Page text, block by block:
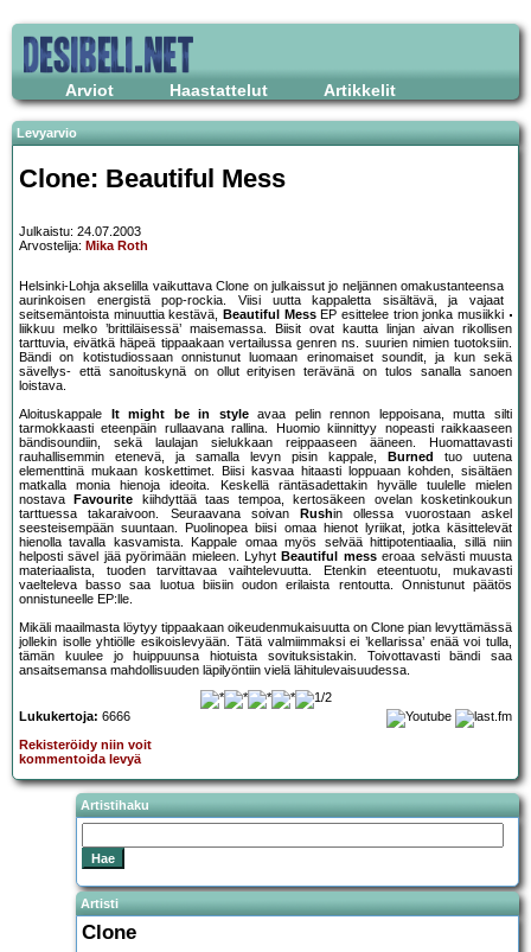
Arviot Haastattelut Artikkelit
Levyarvio
Clone: Beautiful Mess
Julkaistu: 24.07.2003
Arvostelija: Mika Roth
Helsinki-Lohja akselilla vaikuttava Clone on julkaissut jo neljännen omakustanteensa
aurinkoisen energistä pop-rockia. Viisi uutta kappaletta sisältävä, ja vajaat
seitsemäntoista minuuttia kestävä, Beautiful MessEP esittelee trion jonka musiikki
liikkuu melko ’brittiläisessä’ maisemassa. Biisit ovat kautta linjan aivan rikollisen
tarttuvia, eivätkä häpeä tippaakaan vertailussa genren ns. suurien nimien tuotoksiin.
Bändi on kotistudiossaan onnistunut luomaan erinomaiset soundit, ja kun sekä
sävellys- että sanoituskynä on ollut erityisen terävänä on tulos sanalla sanoen
loistava.
Aloituskappale
It might be in styleavaa pelin rennon leppoisana, mutta silti
tarmokkaasti eteenpäin rullaavana rallina. Huomio kiinnittyy nopeasti raikkaaseen
bändisoundiin, sekä laulajan sielukkaan reippaaseen ääneen. Huomattavasti
rauhallisemmin etenevä, ja samalla levyn pisin kappale,
Burned
tuo uutena
elementtinä mukaan koskettimet. Biisi kasvaa hitaasti loppuaan kohden, sisältäen
matkalla monia hienoja ideoita. Keskellä räntäsadettakin hyvälle tuulelle mielen
nostava
Favourite kiihdyttää taas tempoa, kertosäkeen ovelan kosketinkoukun
tarttuessa takaraivoon. Seuraavana soivan
Rushin ollessa vuorostaan askel
seesteisempään suuntaan. Puolinopea biisi omaa hienot lyriikat, jotka käsittelevät
hienolla tavalla kasvamista. Kappale omaa myös selvää hittipotentiaalia, sillä niin
helposti sävel jää pyörimään mieleen. Lyhyt Beautiful messeroaa selvästi muusta
materiaalista, tuoden tarvittavaa vaihtelevuutta. Etenkin eteentuotu, mukavasti
vaelteleva basso saa luotua biisiin oudon erilaista rentoutta. Onnistunut päätös
onnistuneelle EP:lle.
Mikäli maailmasta löytyy tippaakaan oikeudenmukaisuutta on Clone pian levyttämässä
jollekin isolle yhtiölle esikoislevyään. Tätä valmiimmaksi ei ’kellarissa’ enää voi tulla,
tämän kuulee jo huippuunsa hiotuista sovituksistakin. Toivottavasti bändi saa
ansaitsemansa mahdollisuuden läpilyöntiin vielä lähitulevaisuudessa.
Lukukertoja: 6666
Rekisteröidy niin voit
kommentoida levyä
Artistihaku
Artisti
Clone